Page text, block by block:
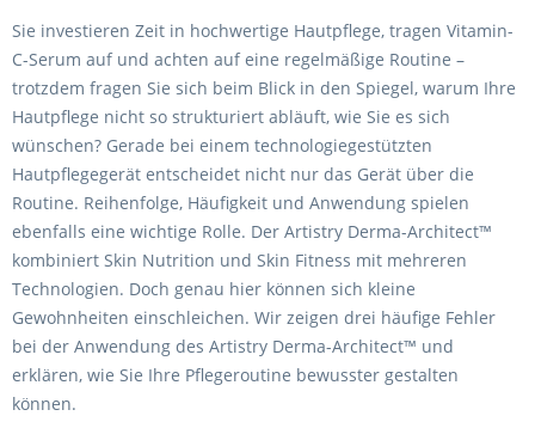
Sie investieren Zeit in hochwertige Hautpflege, tragen Vitamin-
C-Serum auf und achten auf eine regelmäßige Routine –
trotzdem fragen Sie sich beim Blick in den Spiegel, warum Ihre
Hautpflege nicht so strukturiert abläuft, wie Sie es sich
wünschen? Gerade bei einem technologiegestützten
Hautpflegegerät entscheidet nicht nur das Gerät über die
Routine. Reihenfolge, Häufigkeit und Anwendung spielen
ebenfalls eine wichtige Rolle. Der Artistry Derma-Architect™
kombiniert Skin Nutrition und Skin Fitness mit mehreren
Technologien. Doch genau hier können sich kleine
Gewohnheiten einschleichen. Wir zeigen drei häufige Fehler
bei der Anwendung des Artistry Derma-Architect™ und
erklären, wie Sie Ihre Pflegeroutine bewusster gestalten
können.